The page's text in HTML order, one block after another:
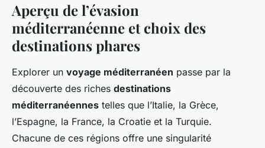
Aperçu de l’évasion
méditerranéenne et choix des
destinations phares
Explorer un voyage méditerranéen passe par la
découverte des riches destinations
méditerranéennes telles que l’Italie, la Grèce,
l’Espagne, la France, la Croatie et la Turquie.
Chacune de ces régions offre une singularité